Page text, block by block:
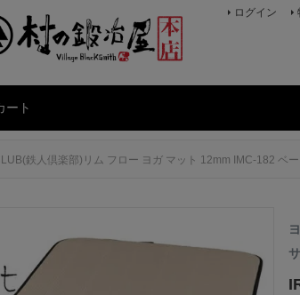
ログイン
ート
鉄人倶楽部)リム フロー ヨガ マット 12mm IMC-182 ベ